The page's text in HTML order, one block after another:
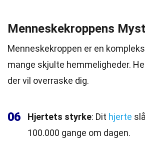
Menneskekroppens
Menneskekroppen er en
mange skjulte hemmeligheder.
der vil overraske dig.
06 Hjertets styrke: Dit hjerte
100.000 gange om dagen.